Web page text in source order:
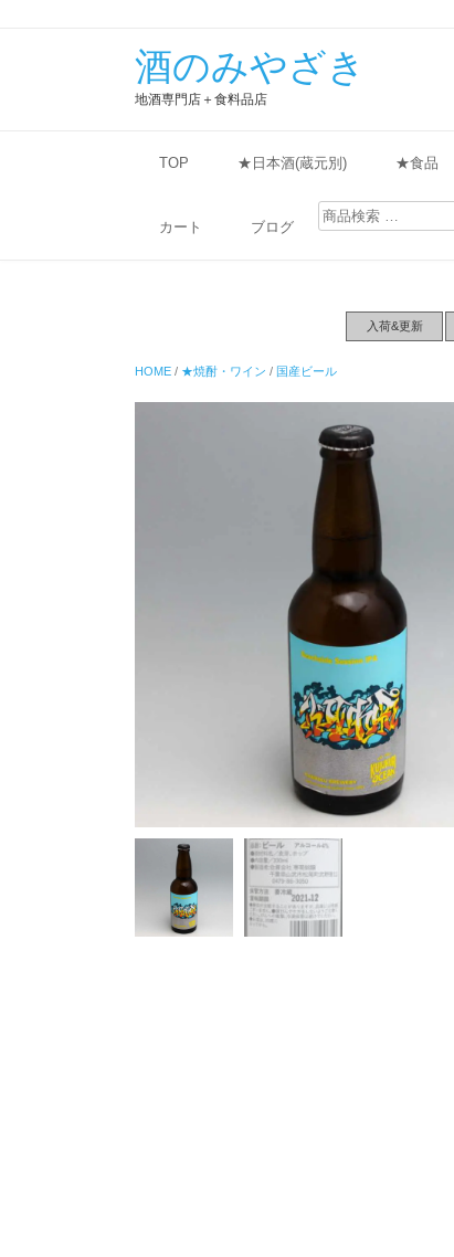
酒のみやざき
地酒専門店＋食料品店
TOP ★日本酒(蔵元別) ★食品
カート ブログ
検
索
入荷&更新
HOME / ★焼酎・ワイン / 国産ビール